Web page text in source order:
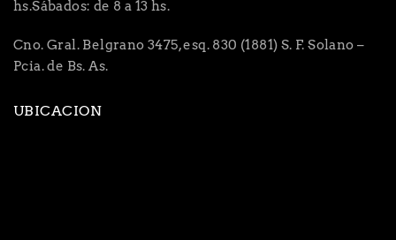
hs.Sábados: de 8 a 13 hs.
Cno. Gral. Belgrano 3475, esq. 830 (1881) S. F. Solano –
Pcia. de Bs. As.
UBICACION